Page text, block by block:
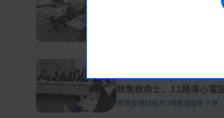
救急救命士、12誘導心電
厚労省検討会が2項目追加を了承